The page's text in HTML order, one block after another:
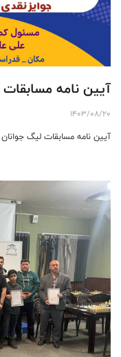
آیین نامه
1403/08/20
آیین نامه مسابقات لیگ